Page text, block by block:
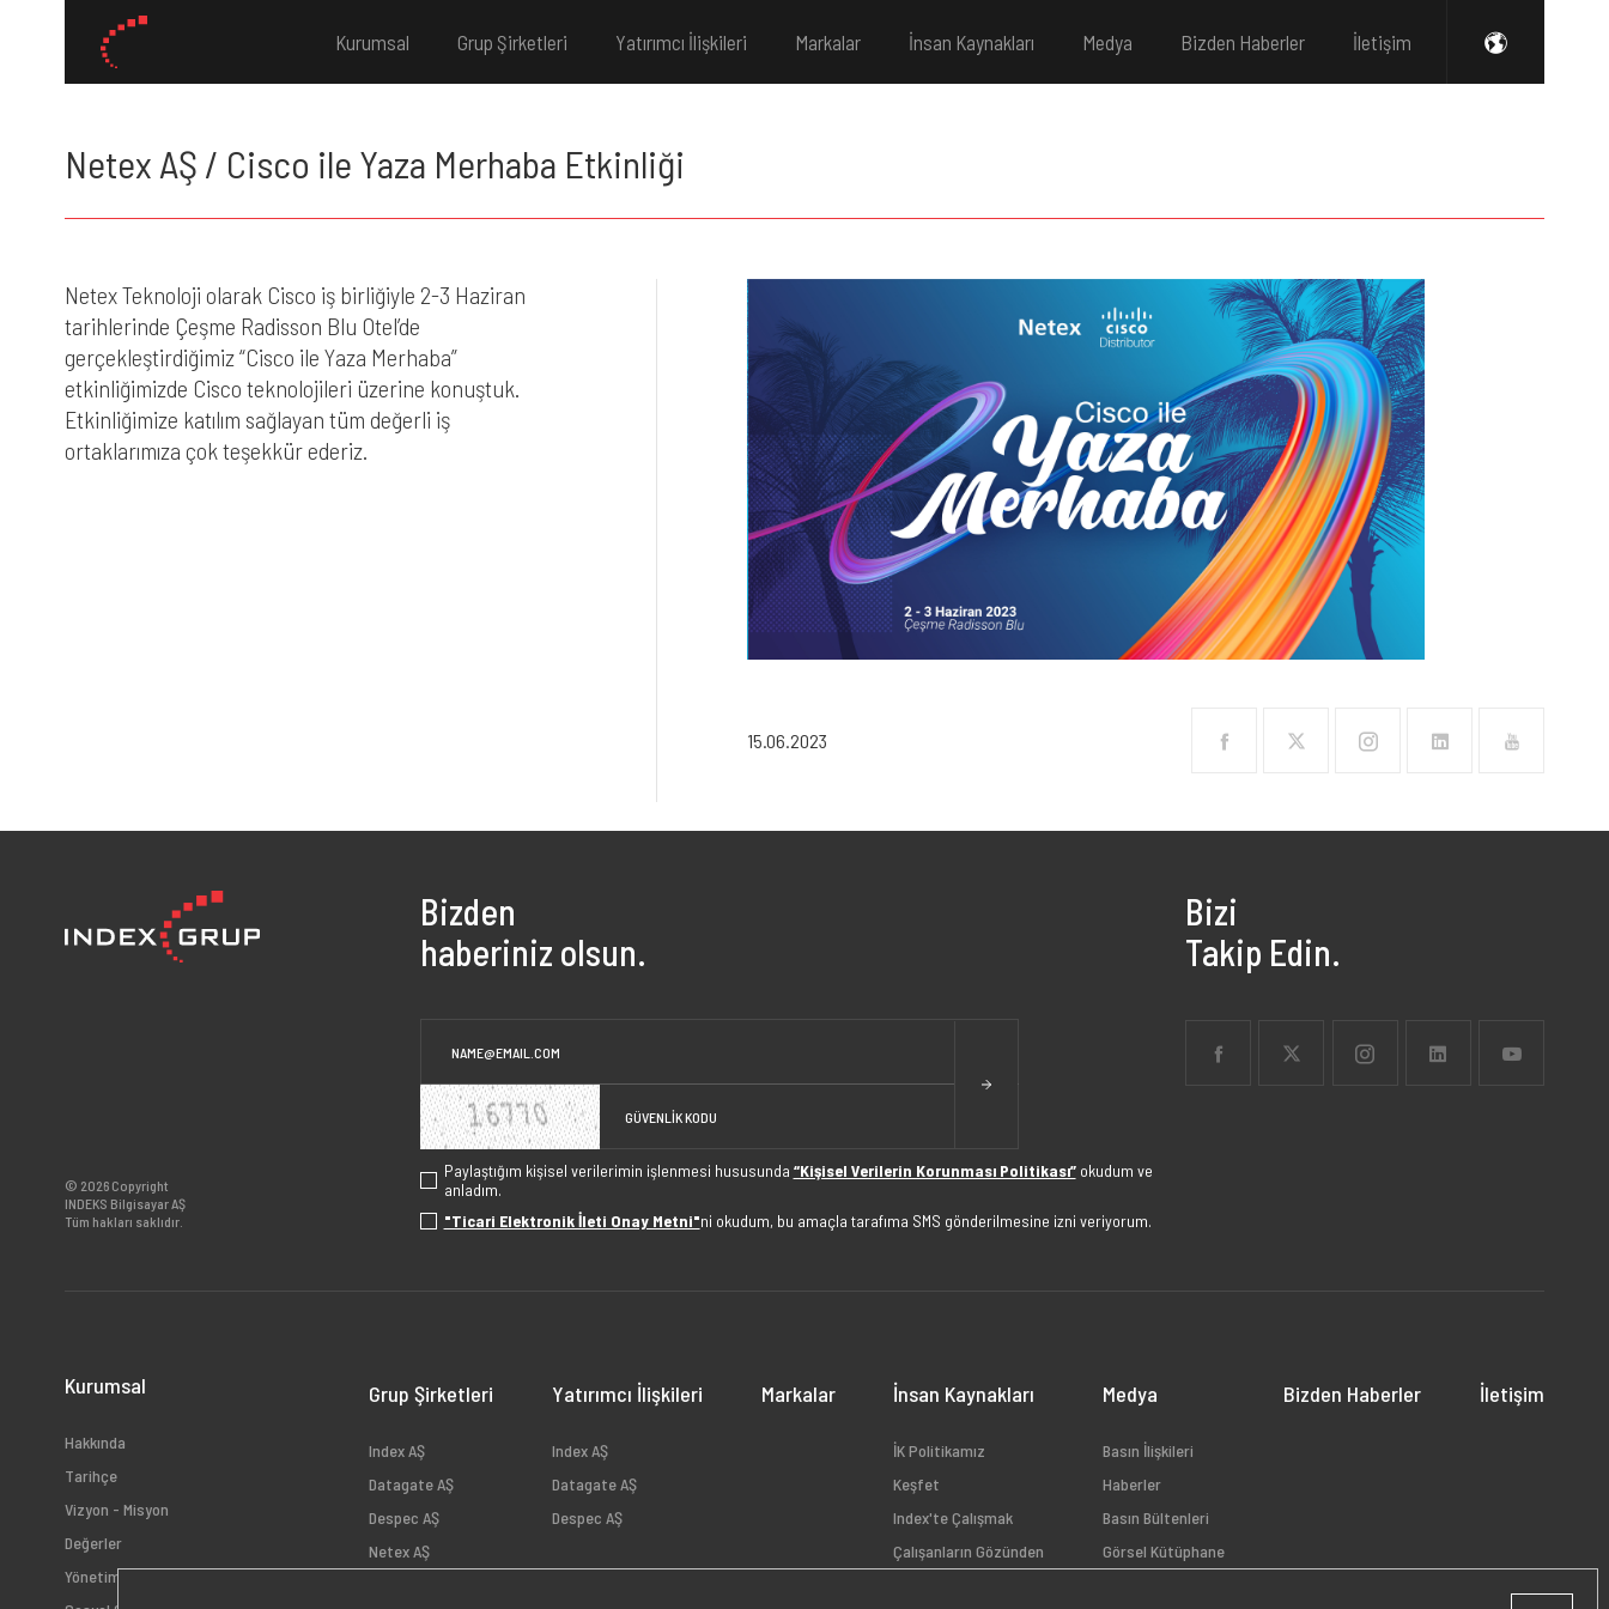
Kurumsal Grup Şirketleri Yatırımcı İlişkileri Markalar İnsan Kaynakları Medya Bizden Haberler İletişim
Netex AŞ / Cisco ile Yaza Merhaba Etkinliği
15.06.2023
Netex Teknoloji olarak Cisco iş birliğiyle 2-3 Haziran
tarihlerinde Çeşme Radisson Blu Otel’de
gerçekleştirdiğimiz “Cisco ile Yaza Merhaba”
etkinliğimizde Cisco teknolojileri üzerine konuştuk.
Etkinliğimize katılım sağlayan tüm değerli iş
ortaklarımıza çok teşekkür ederiz.
© 2026 Copyright
INDEKS Bilgisayar AŞ
Tüm hakları saklıdır.
Bizden
haberiniz olsun.
Paylaştığım kişisel verilerimin işlenmesi hususunda “Kişisel Verilerin Korunması Politikası”okudum ve
anladım.
"Ticari Elektronik İleti Onay Metni"ni okudum, bu amaçla tarafıma SMS gönderilmesine izni veriyorum.
Bizi
Takip Edin.
Kurumsal
Hakkında
Tarihçe
Vizyon - Misyon
Değerler
Yönetim
Grup Şirketleri
Index AŞ
Datagate AŞ
Despec AŞ
Netex AŞ
Yatırımcı İlişkileri
Index AŞ
Datagate AŞ
Despec AŞ
Markalar İnsan Kaynakları
İK Politikamız
Keşfet
Index'te Çalışmak
Çalışanların Gözünden
Medya
Basın İlişkileri
Haberler
Basın Bültenleri
Görsel Kütüphane
Bizden Haberler İletişim